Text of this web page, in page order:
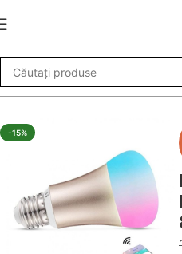
Becuri LED»Bec Led Smart
-15%